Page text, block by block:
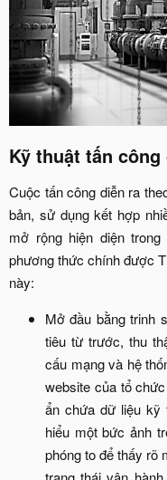
Kỹ thuật tấn công
Cuộc tấn công diễn ra
bản, sử dụng kết hợp
mở rộng hiện diện
phương thức chính được
này:​
Mở đầu bằng trinh
tiêu từ trước, thu
cấu mạng và hệ
website của tổ
ẩn chứa dữ liệu kỹ
hiểu một bức ảnh
phóng to để thấy rõ